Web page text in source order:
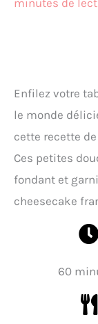
minutes de
Enfilez votre
le monde
cette recette
Ces petites
fondant et
cheesecake
60